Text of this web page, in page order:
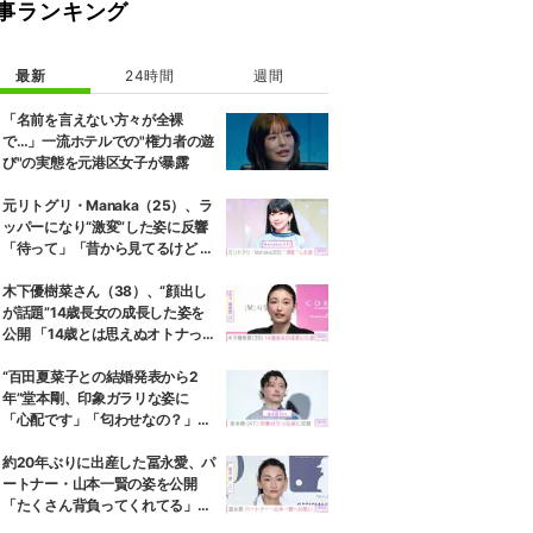
ランキング
最新 24時間 週間
「名前を言えない方々が全裸
で…」一流ホテルでの"権力者の遊
び"の実態を元港区女子が暴露
元リトグリ・Manaka（25）、ラ
ッパーになり“激変”した姿に反響
「待って」「昔から見てるけど 最
木下優樹菜さん（38）、“顔出し
が話題”14歳長女の成長した姿を
公開 「14歳とは思えぬオトナっぽ
ぎる」など反響
“百田夏菜子との結婚発表から2
年”堂本剛、印象ガラリな姿に
「心配です」「匂わせなの？」な
約20年ぶりに出産した冨永愛、パ
ートナー・山本一賢の姿を公開
「たくさん背負ってくれてる」感